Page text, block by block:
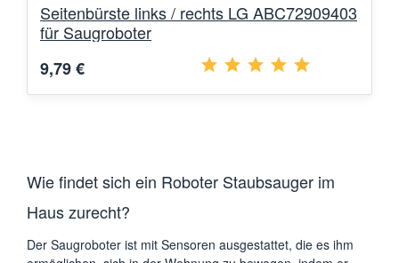
Seitenbürste links / rechts LG ABC72909403
für Saugroboter
9,79 €
Wie findet sich ein Roboter Staubsauger im
Haus zurecht?
Der Saugroboter ist mit Sensoren ausgestattet, die es ihm